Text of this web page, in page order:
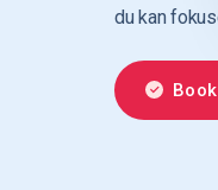
du kan